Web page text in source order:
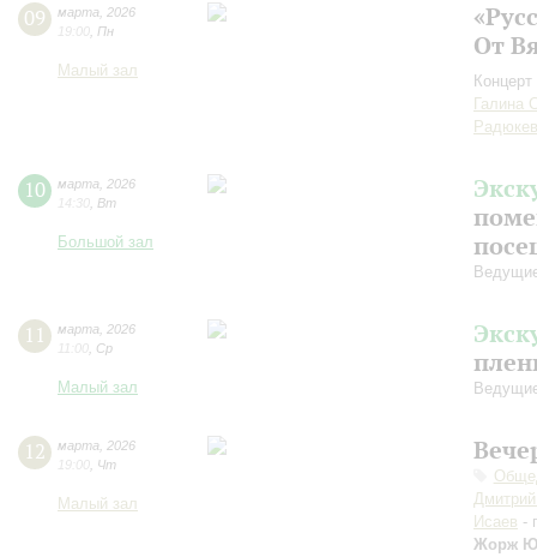
09 марта
2026
19:00 Пн
Малый зал
От
Галина
10 марта
2026
14:30 Вт
Большой зал
11 марта
2026
11:00 Ср
Малый зал
12 марта
2026
19:00 Чт
Малый зал
Исаев -
Жорж Ю